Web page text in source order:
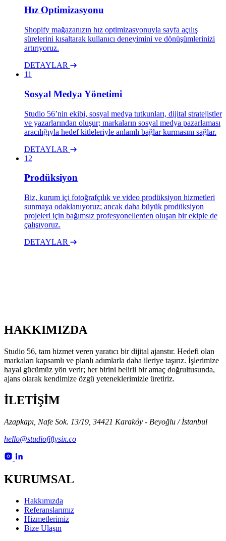
Hız Optimizasyonu
Shopify mağazanızın hız optimizasyonuyla sayfa açılış
sürelerini kısaltarak kullanıcı deneyimini ve dönüşümlerinizi
artırıyoruz.
DETAYLAR
11
Sosyal Medya Yönetimi
Studio 56’nin ekibi, sosyal medya tutkunları, dijital stratejistler
ve yazarlarından oluşur; markaların sosyal medya pazarlaması
aracılığıyla hedef kitleleriyle anlamlı bağlar kurmasını sağlar.
DETAYLAR
12
Prodüksiyon
Biz, kurum içi fotoğrafçılık ve video prodüksiyon hizmetleri
sunmaya odaklanıyoruz; ancak daha büyük prodüksiyon
projeleri için bağımsız profesyonellerden oluşan bir ekiple de
çalışıyoruz.
DETAYLAR
HAKKIMIZDA
Studio 56, tam hizmet veren yaratıcı bir dijital ajanstır. Hedefi olan
markaları kapsamlı ve planlı adımlarla daha ileriye taşırız. İşlerimize
hayal gücümüz yön verir; her birini belirli bir amaç doğrultusunda,
ajans olarak kendimize özgü yeteneklerimizle üretiriz.
İLETİŞİM
Azapkapı, Nafe Sok. 13/19, 34421 Karaköy - Beyoğlu / İstanbul
hello@studiofiftysix.co
KURUMSAL
Hakkımızda
Referanslarımız
Hizmetlerimiz
Bize Ulaşın